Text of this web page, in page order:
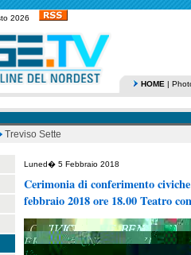
2026
HOME |
Treviso Sette
Luned� 5 Febbraio 2018
Cerimonia di conferimento
febbraio 2018 ore 18.00 Teatro